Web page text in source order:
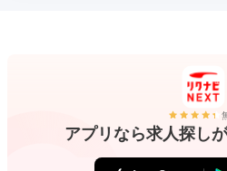
アプリなら求人探し